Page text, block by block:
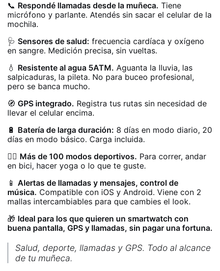
📞 Respondé llamadas desde la muñeca. Tiene
micrófono y parlante. Atendés sin sacar el celular de la
mochila.
🩺 Sensores de salud: frecuencia cardíaca y oxígeno
en sangre. Medición precisa, sin vueltas.
💧 Resistente al agua 5ATM. Aguanta la lluvia, las
salpicaduras, la pileta. No para buceo profesional,
pero se banca mucho.
🧭 GPS integrado. Registra tus rutas sin necesidad de
llevar el celular encima.
🔋 Batería de larga duración: 8 días en modo diario, 20
días en modo básico. Carga incluida.
🏋️‍♀️ Más de 100 modos deportivos. Para correr, andar
en bici, hacer yoga o lo que te guste.
📱 Alertas de llamadas y mensajes, control de
música. Compatible con iOS y Android. Viene con 2
mallas intercambiables para que cambies el look.
🎁 Ideal para los que quieren un smartwatch con
buena pantalla, GPS y llamadas, sin pagar una fortuna.
Salud, deporte, llamadas y GPS. Todo al alcance
de tu muñeca.